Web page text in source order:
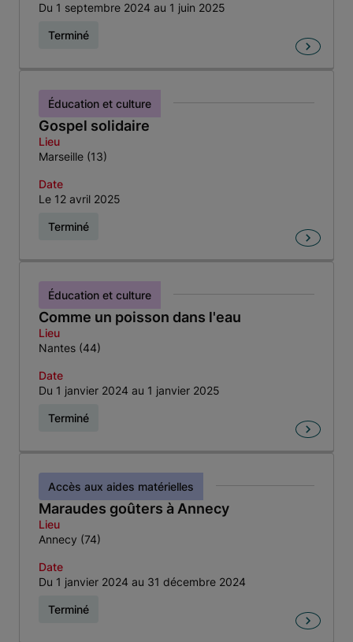
Du 1 septembre 2024 au 1 juin 2025
Terminé
Gospel solidaire
Éducation et culture
Lieu
Marseille (13)
Date
Le 12 avril 2025
Terminé
Comme un poisson dans l'eau
Éducation et culture
Lieu
Nantes (44)
Date
Du 1 janvier 2024 au 1 janvier 2025
Terminé
Maraudes goûters à Annecy
Accès aux aides matérielles
Lieu
Annecy (74)
Date
Du 1 janvier 2024 au 31 décembre 2024
Terminé